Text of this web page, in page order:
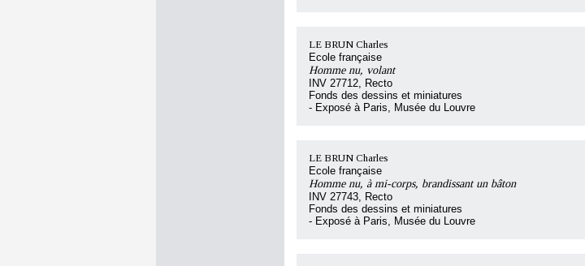
LE BRUN Charles
Ecole française
Homme nu, volant
INV 27712, Recto
Fonds des dessins et miniatures
- Exposé à Paris, Musée du Louvre
LE BRUN Charles
Ecole française
Homme nu, à mi-corps, brandissant un bâton
INV 27743, Recto
Fonds des dessins et miniatures
- Exposé à Paris, Musée du Louvre